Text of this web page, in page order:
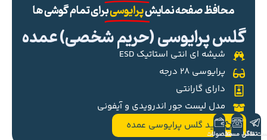
محافظ صفحه نمایشپرایوسیبرای تمام گوشی ها
گلس پرایوسی (حریم شخصی) عمده
شیشه ای انتی استاتیک ESD
پرایوسی ۲۸ درجه
دارای گارانتی
مدل لیست جور اندرویدی و آیفونی
خرید گلس پرایوسی عمده
تلگرام
تماس مستقیم
محصولات